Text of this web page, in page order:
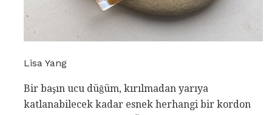
Lisa Yang
Bir başın ucu düğüm, kırılmadan yarıya
katlanabilecek kadar esnek herhangi bir kordon